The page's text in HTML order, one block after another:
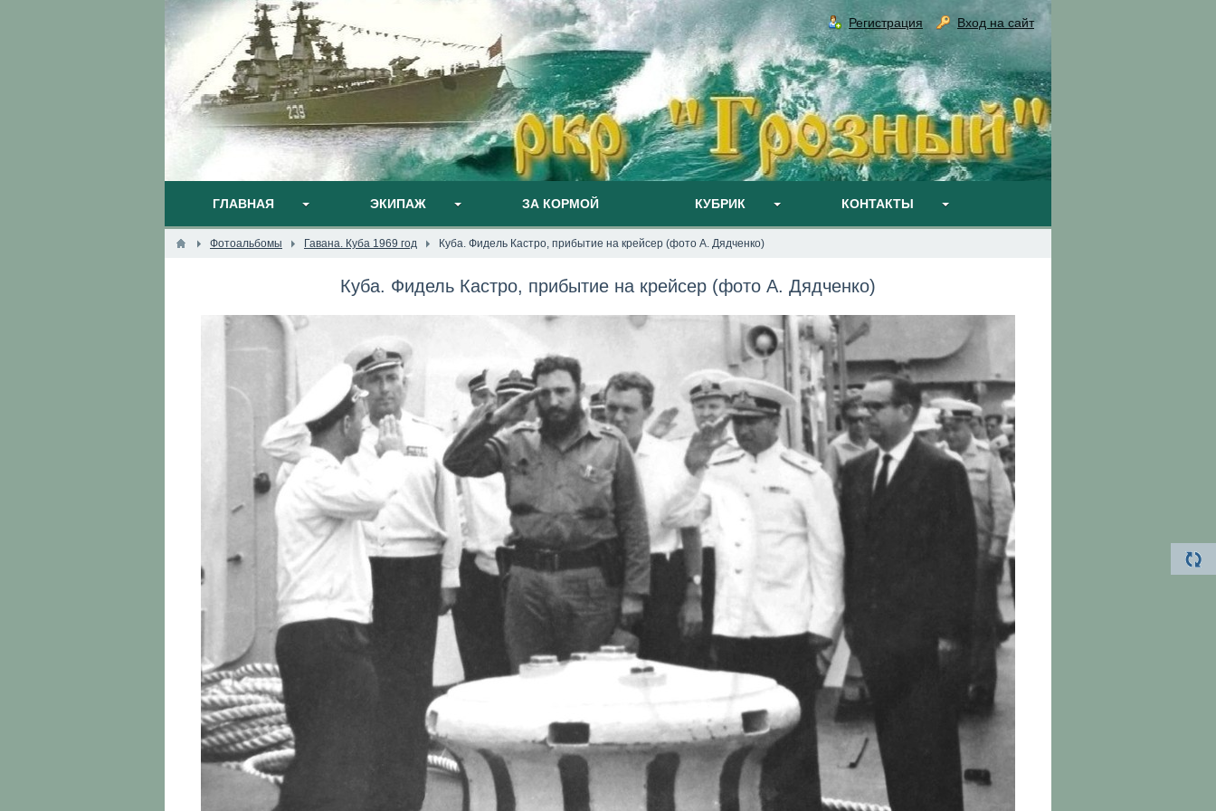
Регистрация Вход на сайт
ГЛАВНАЯ ЭКИПАЖ ЗА КОРМОЙ КУБРИК КОНТАКТЫ
Фотоальбомы Гавана. Куба 1969 год Куба. Фидель Кастро, прибытие на крейсер (фото А. Дядченко)
Куба. Фидель Кастро, прибытие на крейсер (фото А. Дядченко)